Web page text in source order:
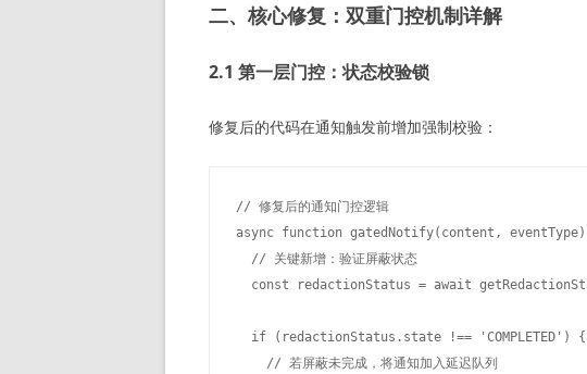
二、核心修复：双重门控机制详解
2.1 第一层门控：状态校验锁
修复后的代码在通知触发前增加强制校验：
// 修复后的通知门控逻辑
async function gatedNotify(content,
  // 关键新增：验证屏蔽状态
const redactionStatus = await
  if (redactionStatus.state !== 'COMPLETED') {
    // 若屏蔽未完成，将通知加入延迟队列